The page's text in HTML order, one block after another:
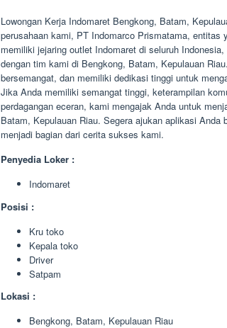
Lowongan Kerja Indomaret Bengkong, Batam,
perusahaan kami, PT Indomarco Prismatama, entitas
memiliki jejaring outlet Indomaret di seluruh
dengan tim kami di Bengkong, Batam, Kepulauan
bersemangat, dan memiliki dedikasi tinggi untuk
Jika Anda memiliki semangat tinggi, keterampilan
perdagangan eceran, kami mengajak Anda untuk
Batam, Kepulauan Riau. Segera ajukan aplikasi
menjadi bagian dari cerita sukses kami.
Penyedia Loker :
Indomaret
Posisi :
Kru toko
Kepala toko
Driver
Satpam
Lokasi :
Bengkong, Batam, Kepulauan Riau